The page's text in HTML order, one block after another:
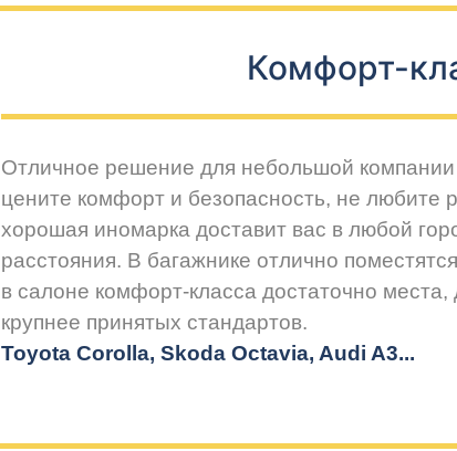
Комфорт-
Отличное решение для небольшой
цените комфорт и безопасность, не любите
хорошая иномарка доставит вас в любой
расстояния. В багажнике отлично
в салоне комфорт-класса достаточно
крупнее принятых стандартов.
Toyota Corolla, Skoda Octavia, Audi A3...